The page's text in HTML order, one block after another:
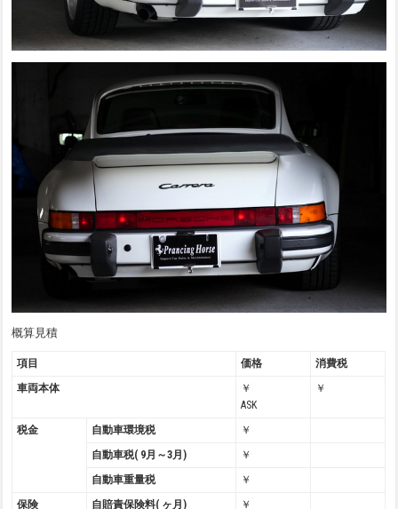
概算見積
項目 価格
消費税
車両本体
￥
ASK
￥
税金 自動車環境税
￥
自動車税( 9月～3月)
￥
自動車重量税
￥
保険
自賠責保険料( ヶ月) ￥